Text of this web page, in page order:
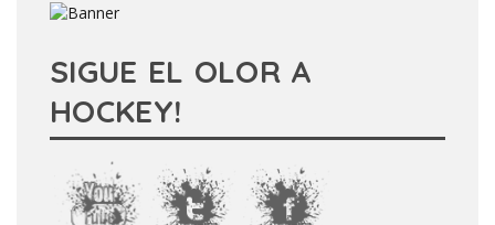
SIGUE EL OLOR A
HOCKEY!